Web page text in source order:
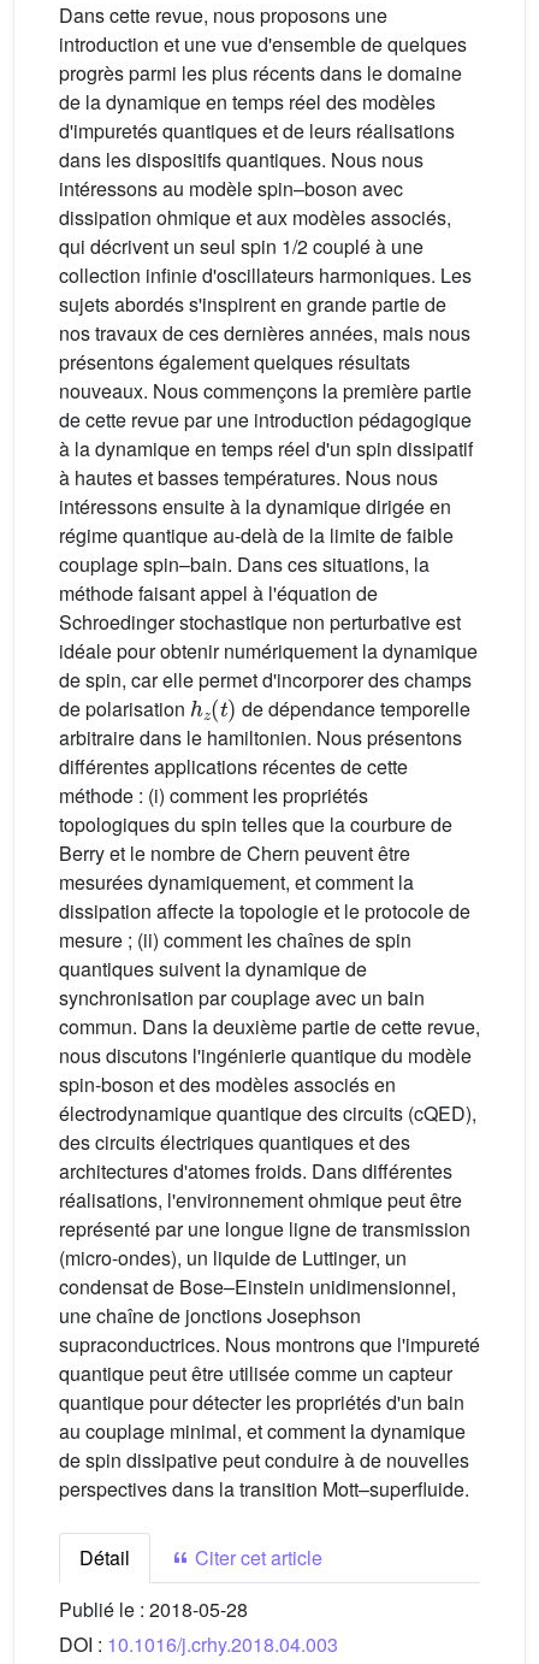
Dans cette revue, nous proposons une
introduction et une vue d'ensemble de quelques
progrès parmi les plus récents dans le domaine
de la dynamique en temps réel des modèles
d'impuretés quantiques et de leurs réalisations
dans les dispositifs quantiques. Nous nous
intéressons au modèle spin–boson avec
dissipation ohmique et aux modèles associés,
qui décrivent un seul spin 1/2 couplé à une
collection infinie d'oscillateurs harmoniques. Les
sujets abordés s'inspirent en grande partie de
nos travaux de ces dernières années, mais nous
présentons également quelques résultats
nouveaux. Nous commençons la première partie
de cette revue par une introduction pédagogique
à la dynamique en temps réel d'un spin dissipatif
à hautes et basses températures. Nous nous
intéressons ensuite à la dynamique dirigée en
régime quantique au-delà de la limite de faible
couplage spin–bain. Dans ces situations, la
méthode faisant appel à l'équation de
Schroedinger stochastique non perturbative est
idéale pour obtenir numériquement la dynamique
de spin, car elle permet d'incorporer des champs
de polarisation
hz(t)
de dépendance temporelle
arbitraire dans le hamiltonien. Nous présentons
différentes applications récentes de cette
méthode : (i) comment les propriétés
topologiques du spin telles que la courbure de
Berry et le nombre de Chern peuvent être
mesurées dynamiquement, et comment la
dissipation affecte la topologie et le protocole de
mesure ; (ii) comment les chaînes de spin
quantiques suivent la dynamique de
synchronisation par couplage avec un bain
commun. Dans la deuxième partie de cette revue,
nous discutons l'ingénierie quantique du modèle
spin-boson et des modèles associés en
électrodynamique quantique des circuits (cQED),
des circuits électriques quantiques et des
architectures d'atomes froids. Dans différentes
réalisations, l'environnement ohmique peut être
représenté par une longue ligne de transmission
(micro-ondes), un liquide de Luttinger, un
condensat de Bose–Einstein unidimensionnel,
une chaîne de jonctions Josephson
supraconductrices. Nous montrons que l'impureté
quantique peut être utilisée comme un capteur
quantique pour détecter les propriétés d'un bain
au couplage minimal, et comment la dynamique
de spin dissipative peut conduire à de nouvelles
perspectives dans la transition Mott–superfluide.
Détail
Citer cet article
Publié le : 2018-05-28
DOI : 10.1016/j.crhy.2018.04.003